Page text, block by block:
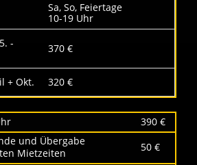
Sa, So, Feiertage
10-19 Uhr
370 €
320 €
390 €
und Übergabe
Mietzeiten
50 €